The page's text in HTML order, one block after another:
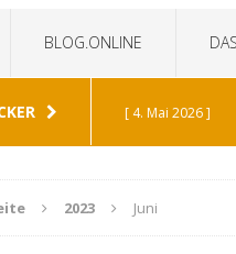
BLOG.ONLINE
[ 4. Mai 2026 ]
[ 8. Januar 2026 ]
2023 Juni